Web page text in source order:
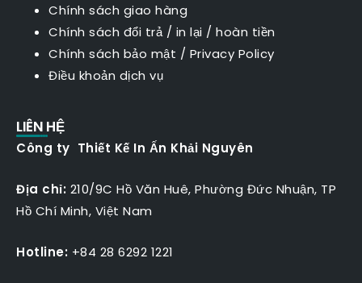
Chính sách giao hàng
Chính sách đổi trả / in lại / hoàn tiền
Chính sách bảo mật / Privacy Policy
Điều khoản dịch vụ
LIÊN HỆ
Công ty Thiết Kế In Ấn Khải Nguyên
Địa chỉ: 210/9C Hồ Văn Huê, Phường Đức Nhuận, TP
Hồ Chí Minh, Việt Nam
Hotline: +84 28 6292 1221